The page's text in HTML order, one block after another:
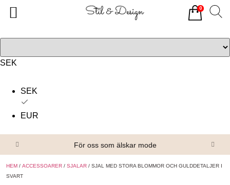
SEK
SEK
EUR
För oss som älskar mode
HEM / ACCESSOARER / SJALAR / SJAL MED STORA BLOMMOR OCH GULDDETALJER I
SVART
0
Alla produkter
Om oss